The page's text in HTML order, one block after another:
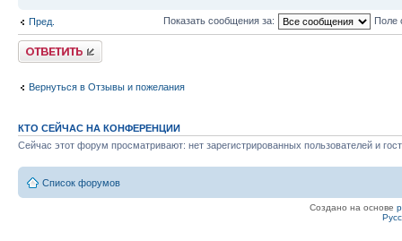
Пред. Показать сообщения за: Поле
Ответить
Вернуться в Отзывы и пожелания
КТО СЕЙЧАС НА КОНФЕРЕНЦИИ
Сейчас этот форум просматривают: нет зарегистрированных пользователей и
Список форумов
Создано на основе